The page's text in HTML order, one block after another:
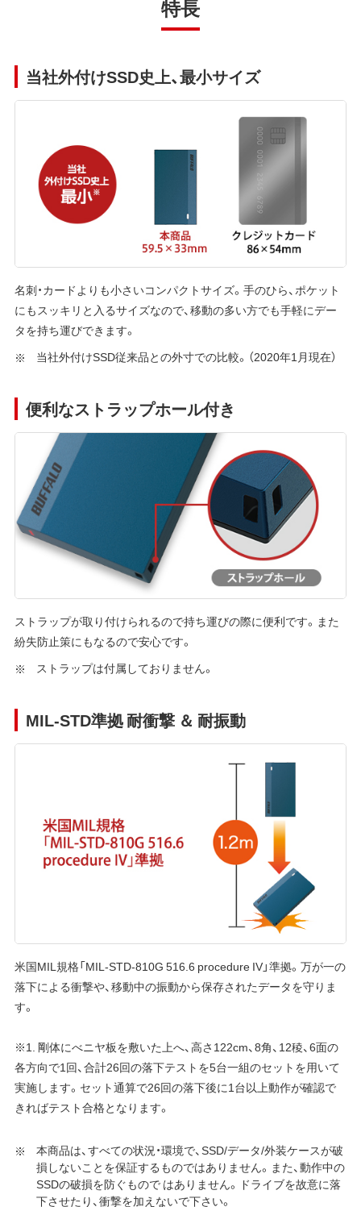
特長
当社外付けSSD史上、最小サイズ
名刺・カードよりも小さいコンパクトサイズ。手のひら、ポケット
にもスッキリと入るサイズなので、移動の多い方でも手軽にデー
タを持ち運びできます。
当社外付けSSD従来品との外寸での比較。（2020年1月現在）
便利なストラップホール付き
ストラップが取り付けられるので持ち運びの際に便利です。また
紛失防止策にもなるので安心です。
ストラップは付属しておりません。
MIL-STD準拠 耐衝撃 ＆ 耐振動
米国MIL規格「MIL-STD-810G 516.6 procedure IV」準拠。万が一の
落下による衝撃や、移動中の振動から保存されたデータを守りま
す。
※1. 剛体にべニヤ板を敷いた上へ、高さ122cm、8角、12稜、6面の
各方向で1回、合計26回の落下テストを5台一組のセットを用いて
実施します。セット通算で26回の落下後に1台以上動作が確認で
きればテスト合格となります。
本商品は、すべての状況・環境で、SSD/データ/外装ケースが破
損しないことを保証するものではありません。また、動作中の
SSDの破損を防ぐもので はありません。ドライブを故意に落
下させたり、衝撃を加えないで下さい。